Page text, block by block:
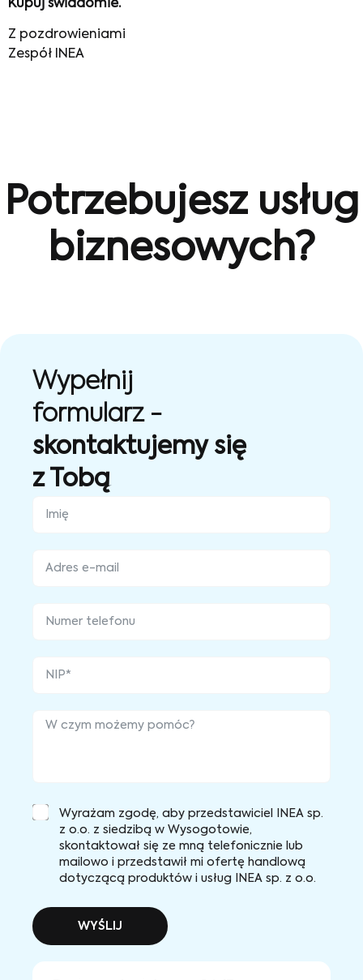
Kupuj świadomie.
Z pozdrowieniami
Zespół INEA
Potrzebujesz usług
biznesowych?
Wypełnij
formularz -
skontaktujemy się
z Tobą
Wyrażam zgodę, aby przedstawiciel INEA sp.
z o.o. z siedzibą w Wysogotowie,
skontaktował się ze mną telefonicznie lub
mailowo i przedstawił mi ofertę handlową
dotyczącą produktów i usług INEA sp. z o.o.
WYŚLIJ